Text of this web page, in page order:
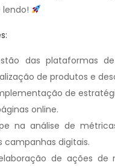
das plataformas
de produtos e
de
online.
na análise de
campanhas digitais.
de ações de